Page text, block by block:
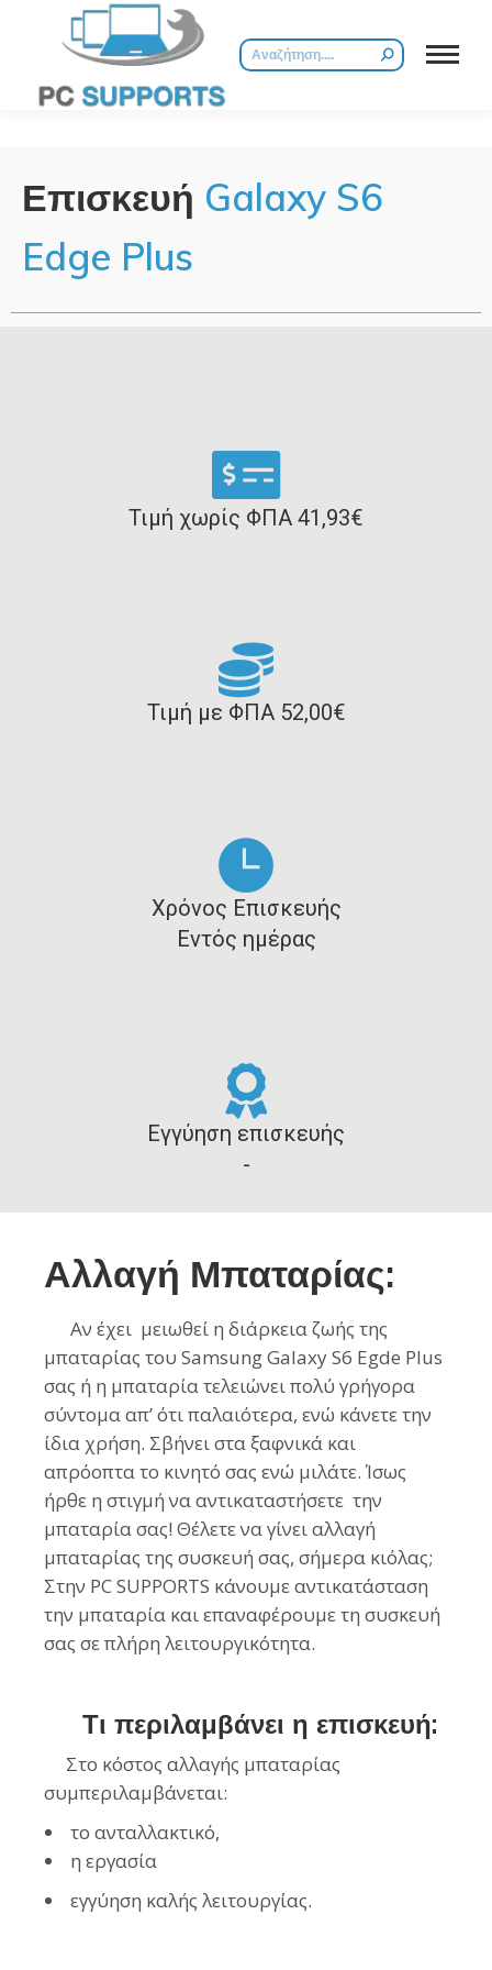
Επισκευή Galaxy S6
Edge Plus
Τιμή χωρίς ΦΠΑ 41,93€
Τιμή με ΦΠΑ 52,00€
Χρόνος Επισκευής
Εντός ημέρας
Εγγύηση επισκευής
-
Αλλαγή Μπαταρίας:
Αν έχει μειωθεί η διάρκεια ζωής της
μπαταρίας του Samsung Galaxy S6 Egde Plus
σας ή η μπαταρία τελειώνει πολύ γρήγορα
σύντομα απ’ ότι παλαιότερα, ενώ κάνετε την
ίδια χρήση. Σβήνει στα ξαφνικά και
απρόοπτα το κινητό σας ενώ μιλάτε. Ίσως
ήρθε η στιγμή να αντικαταστήσετε την
μπαταρία σας! Θέλετε να γίνει αλλαγή
μπαταρίας της συσκευή σας, σήμερα κιόλας;
Στην PC SUPPORTS κάνουμε αντικατάσταση
την μπαταρία και επαναφέρουμε τη συσκευή
σας σε πλήρη λειτουργικότητα.
Τι περιλαμβάνει η επισκευή:
Στο κόστος αλλαγής μπαταρίας
συμπεριλαμβάνεται:
το ανταλλακτικό,
η εργασία
εγγύηση καλής λειτουργίας.